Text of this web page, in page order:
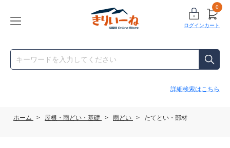
ログイン
0
カート
詳細検索はこちら
ホーム > 屋根・雨どい・基礎 > 雨どい > たてとい・部材